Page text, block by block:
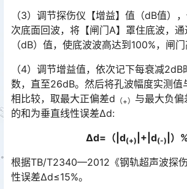
（3）调节探伤仪【增益】值（dB值）
次底面回波，将【闸门A】罩住底波，
（dB）值，使底波波高达到100%，闸门
（4）调节增益值，依次记下每衰减
数，直至26dB。然后将孔波幅度实测值
相比较，取最大正偏差d （+） 与最大负偏
的和为垂直线性误差∆d:
∆d=（|d(+) |+|d(-) |）
根据TB/T2340—2012《钢轨超声波探
性误差∆d≤15%。